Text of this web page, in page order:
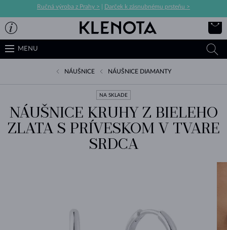
Ručná výroba z Prahy > Darček k zásnubnému prsteňu >
MENU
NÁUŠNICE NÁUŠNICE DIAMANTY
NA SKLADE
NÁUŠNICE KRUHY Z BIELEHO
ZLATA S PRÍVESKOM V TVARE
SRDCA